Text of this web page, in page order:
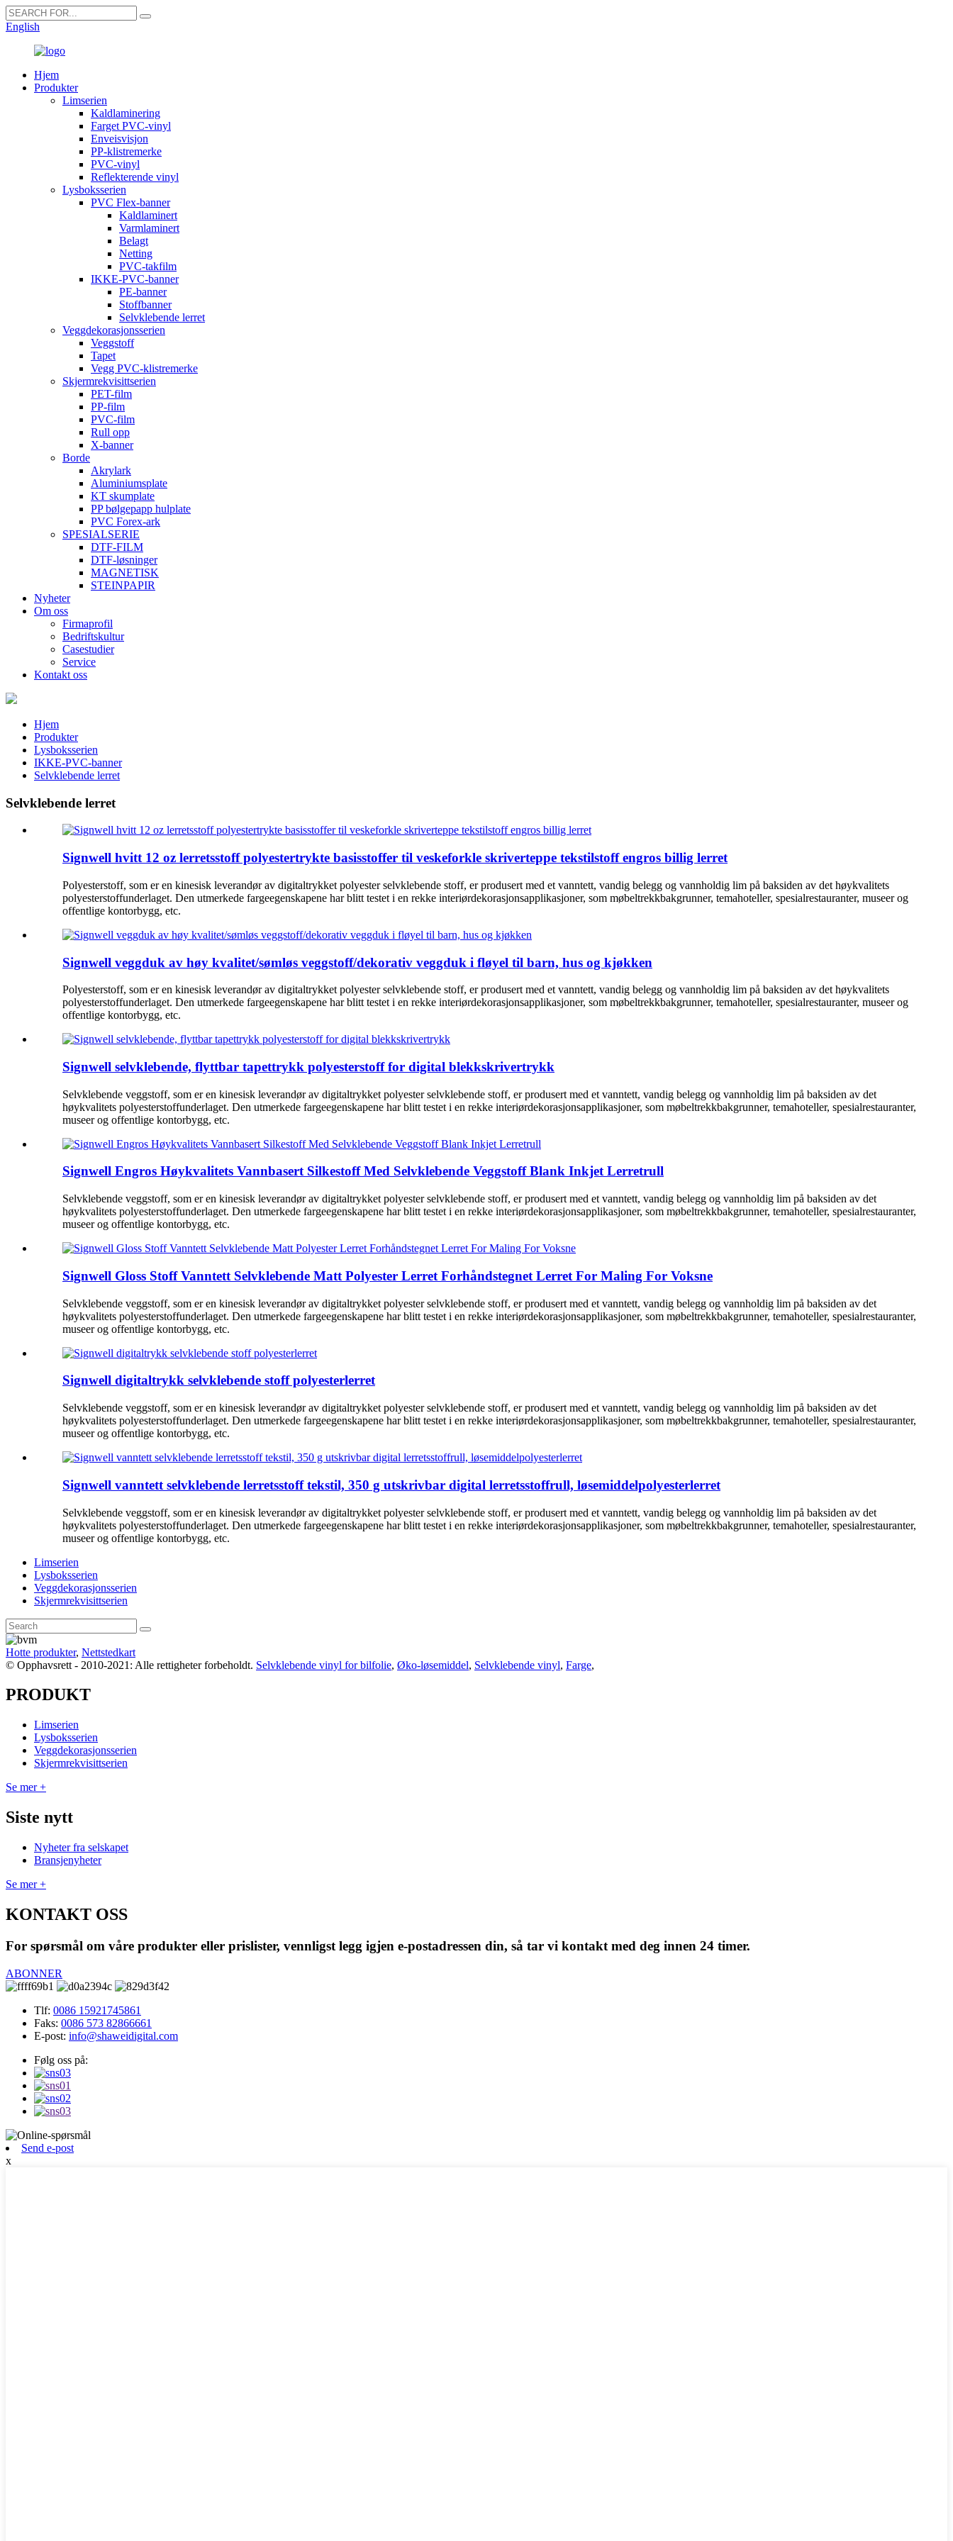
English
Hjem
Produkter
Limserien
Kaldlaminering
Farget PVC-vinyl
Enveisvisjon
PP-klistremerke
PVC-vinyl
Reflekterende vinyl
Lysboksserien
PVC Flex-banner
Kaldlaminert
Varmlaminert
Belagt
Netting
PVC-takfilm
IKKE-PVC-banner
PE-banner
Stoffbanner
Selvklebende lerret
Veggdekorasjonsserien
Veggstoff
Tapet
Vegg PVC-klistremerke
Skjermrekvisittserien
PET-film
PP-film
PVC-film
Rull opp
X-banner
Borde
Akrylark
Aluminiumsplate
KT skumplate
PP bølgepapp hulplate
PVC Forex-ark
SPESIALSERIE
DTF-FILM
DTF-løsninger
MAGNETISK
STEINPAPIR
Nyheter
Om oss
Firmaprofil
Bedriftskultur
Casestudier
Service
Kontakt oss
Hjem
Produkter
Lysboksserien
IKKE-PVC-banner
Selvklebende lerret
Selvklebende lerret
Signwell hvitt 12 oz lerretsstoff polyestertrykte basisstoffer til veskeforkle skriverteppe tekstilstoff engros billig lerret
Polyesterstoff, som er en kinesisk leverandør av digitaltrykket polyester selvklebende stoff, er produsert med et vanntett, vandig belegg og vannholdig lim på baksiden av det høykvalitets
polyesterstoffunderlaget. Den utmerkede fargeegenskapene har blitt testet i en rekke interiørdekorasjonsapplikasjoner, som møbeltrekkbakgrunner, temahoteller, spesialrestauranter, museer og
offentlige kontorbygg, etc.
Signwell veggduk av høy kvalitet/sømløs veggstoff/dekorativ veggduk i fløyel til barn, hus og kjøkken
Polyesterstoff, som er en kinesisk leverandør av digitaltrykket polyester selvklebende stoff, er produsert med et vanntett, vandig belegg og vannholdig lim på baksiden av det høykvalitets
polyesterstoffunderlaget. Den utmerkede fargeegenskapene har blitt testet i en rekke interiørdekorasjonsapplikasjoner, som møbeltrekkbakgrunner, temahoteller, spesialrestauranter, museer og
offentlige kontorbygg, etc.
Signwell selvklebende, flyttbar tapettrykk polyesterstoff for digital blekkskrivertrykk
Selvklebende veggstoff, som er en kinesisk leverandør av digitaltrykket polyester selvklebende stoff, er produsert med et vanntett, vandig belegg og vannholdig lim på baksiden av det
høykvalitets polyesterstoffunderlaget. Den utmerkede fargeegenskapene har blitt testet i en rekke interiørdekorasjonsapplikasjoner, som møbeltrekkbakgrunner, temahoteller, spesialrestauranter,
museer og offentlige kontorbygg, etc.
Signwell Engros Høykvalitets Vannbasert Silkestoff Med Selvklebende Veggstoff Blank Inkjet Lerretrull
Selvklebende veggstoff, som er en kinesisk leverandør av digitaltrykket polyester selvklebende stoff, er produsert med et vanntett, vandig belegg og vannholdig lim på baksiden av det
høykvalitets polyesterstoffunderlaget. Den utmerkede fargeegenskapene har blitt testet i en rekke interiørdekorasjonsapplikasjoner, som møbeltrekkbakgrunner, temahoteller, spesialrestauranter,
museer og offentlige kontorbygg, etc.
Signwell Gloss Stoff Vanntett Selvklebende Matt Polyester Lerret Forhåndstegnet Lerret For Maling For Voksne
Selvklebende veggstoff, som er en kinesisk leverandør av digitaltrykket polyester selvklebende stoff, er produsert med et vanntett, vandig belegg og vannholdig lim på baksiden av det
høykvalitets polyesterstoffunderlaget. Den utmerkede fargeegenskapene har blitt testet i en rekke interiørdekorasjonsapplikasjoner, som møbeltrekkbakgrunner, temahoteller, spesialrestauranter,
museer og offentlige kontorbygg, etc.
Signwell digitaltrykk selvklebende stoff polyesterlerret
Selvklebende veggstoff, som er en kinesisk leverandør av digitaltrykket polyester selvklebende stoff, er produsert med et vanntett, vandig belegg og vannholdig lim på baksiden av det
høykvalitets polyesterstoffunderlaget. Den utmerkede fargeegenskapene har blitt testet i en rekke interiørdekorasjonsapplikasjoner, som møbeltrekkbakgrunner, temahoteller, spesialrestauranter,
museer og offentlige kontorbygg, etc.
Signwell vanntett selvklebende lerretsstoff tekstil, 350 g utskrivbar digital lerretsstoffrull, løsemiddelpolyesterlerret
Selvklebende veggstoff, som er en kinesisk leverandør av digitaltrykket polyester selvklebende stoff, er produsert med et vanntett, vandig belegg og vannholdig lim på baksiden av det
høykvalitets polyesterstoffunderlaget. Den utmerkede fargeegenskapene har blitt testet i en rekke interiørdekorasjonsapplikasjoner, som møbeltrekkbakgrunner, temahoteller, spesialrestauranter,
museer og offentlige kontorbygg, etc.
Limserien
Lysboksserien
Veggdekorasjonsserien
Skjermrekvisittserien
Hotte produkter, Nettstedkart
© Opphavsrett - 2010-2021: Alle rettigheter forbeholdt. Selvklebende vinyl for bilfolie, Øko-løsemiddel, Selvklebende vinyl, Farge,
PRODUKT
Limserien
Lysboksserien
Veggdekorasjonsserien
Skjermrekvisittserien
Se mer +
Siste nytt
Nyheter fra selskapet
Bransjenyheter
Se mer +
KONTAKT OSS
For spørsmål om våre produkter eller prislister, vennligst legg igjen e-postadressen din, så tar vi kontakt med deg innen 24 timer.
ABONNER
Tlf: 0086 15921745861
Faks: 0086 573 82866661
E-post: info@shaweidigital.com
Følg oss på:
Send e-post
x